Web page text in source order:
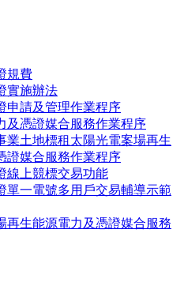
規費
實施辦法
申請及管理作業程序
及憑證媒合服務作業程序
業土地標租太陽光電案場再生
證媒合服務作業程序
線上競標交易功能
單一電號多用戶交易輔導示範
再生能源電力及憑證媒合服務